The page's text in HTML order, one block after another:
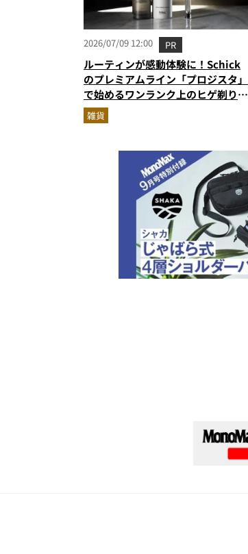
2026/07/09 12:00 PR
ルーティンが感動体験に！Schick
のプレミアムライン「プロジスタ」
で始めるワンランク上のヒゲ剃り習
慣
雑貨